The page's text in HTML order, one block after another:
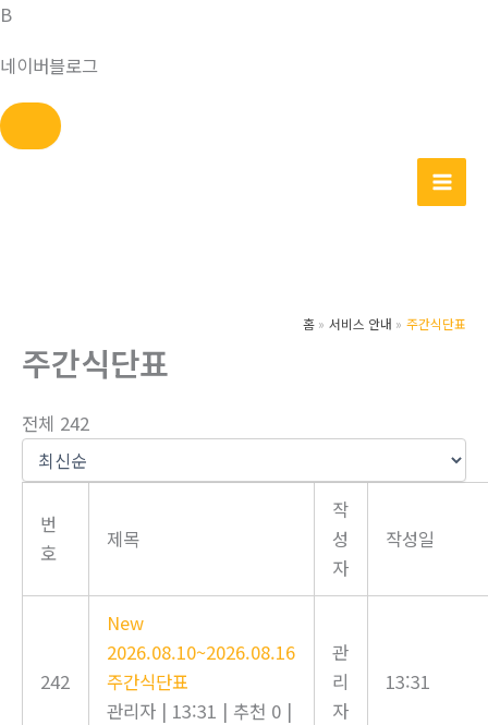
B
네이버블로그
홈 서비스 안내 주간식단표
주간식단표
전체 242
번
호
제목
작
성
자
작성일
242
New
2026.08.10~2026.08.16
주간식단표
관리자 | 13:31 | 추천 0 |
관
리
자
13:31